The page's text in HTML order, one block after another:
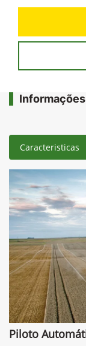
Caracteristicas
Piloto